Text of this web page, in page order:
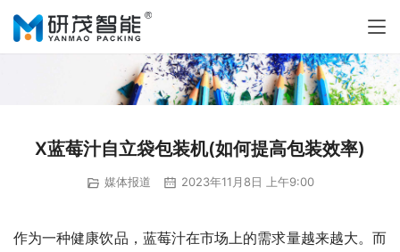
X蓝莓汁自立袋包装机(如何提高包装效率)
媒体报道 2023年11月8日 上午9:00
作为一种健康饮品，蓝莓汁在市场上的需求量越来越大。而